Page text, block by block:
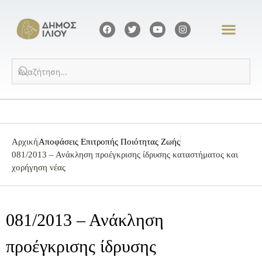
ΑρχικήΑποφάσεις Επιτροπής Ποιότητας Ζωής
081/2013 – Ανάκληση προέγκρισης ίδρυσης καταστήματος και
χορήγηση νέας
081/2013 – Ανάκληση
προέγκρισης ίδρυσης